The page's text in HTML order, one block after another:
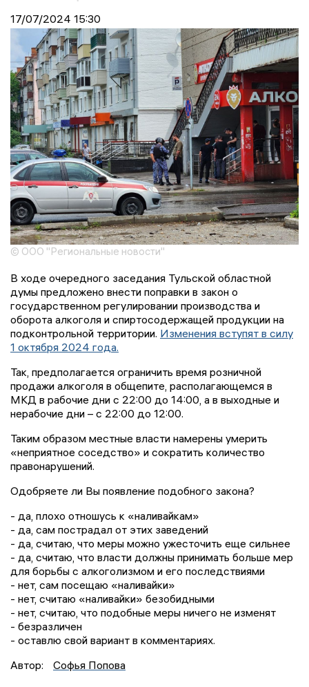
17/07/2024 15:30
© ООО "Региональные новости"
В ходе очередного заседания Тульской областной
думы предложено внести поправки в закон о
государственном регулировании производства и
оборота алкоголя и спиртосодержащей продукции на
подконтрольной территории. Изменения вступят в силу
1 октября 2024 года.
Так, предполагается ограничить время розничной
продажи алкоголя в общепите, располагающемся в
МКД в рабочие дни с 22:00 до 14:00, а в выходные и
нерабочие дни – с 22:00 до 12:00.
Таким образом местные власти намерены умерить
«неприятное соседство» и сократить количество
правонарушений.
Одобряете ли Вы появление подобного закона?
- да, плохо отношусь к «наливайкам»
- да, сам пострадал от этих заведений
- да, считаю, что меры можно ужесточить еще сильнее
- да, считаю, что власти должны принимать больше мер
для борьбы с алкоголизмом и его последствиями
- нет, сам посещаю «наливайки»
- нет, считаю «наливайки» безобидными
- нет, считаю, что подобные меры ничего не изменят
- безразличен
- оставлю свой вариант в комментариях.
Автор:
Софья Попова